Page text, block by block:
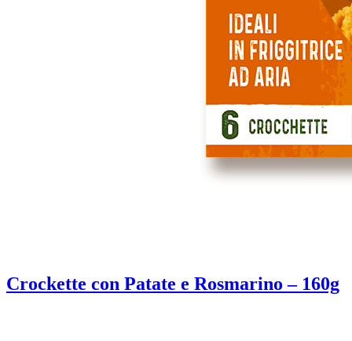
Crockette con Patate e Rosmarino – 160g